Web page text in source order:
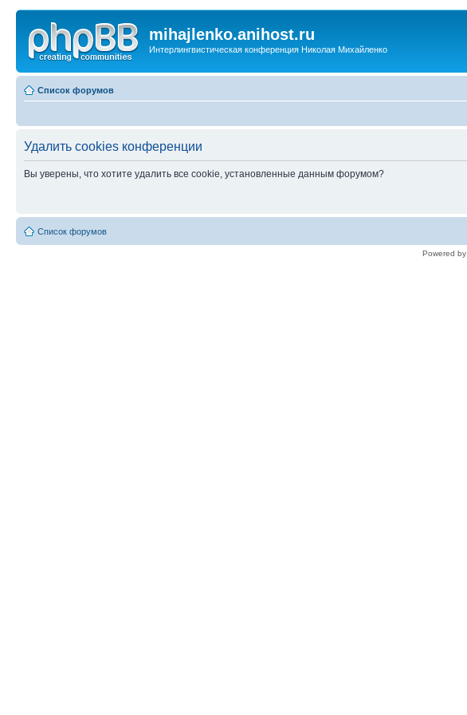
mihajlenko.anihost.ru
Интерлингвистическая конференция Николая Михайленко
Список форумов
Удалить cookies конференции
Вы уверены, что хотите удалить все cookie, установленные данным форумом?
Список форумов
Powered by